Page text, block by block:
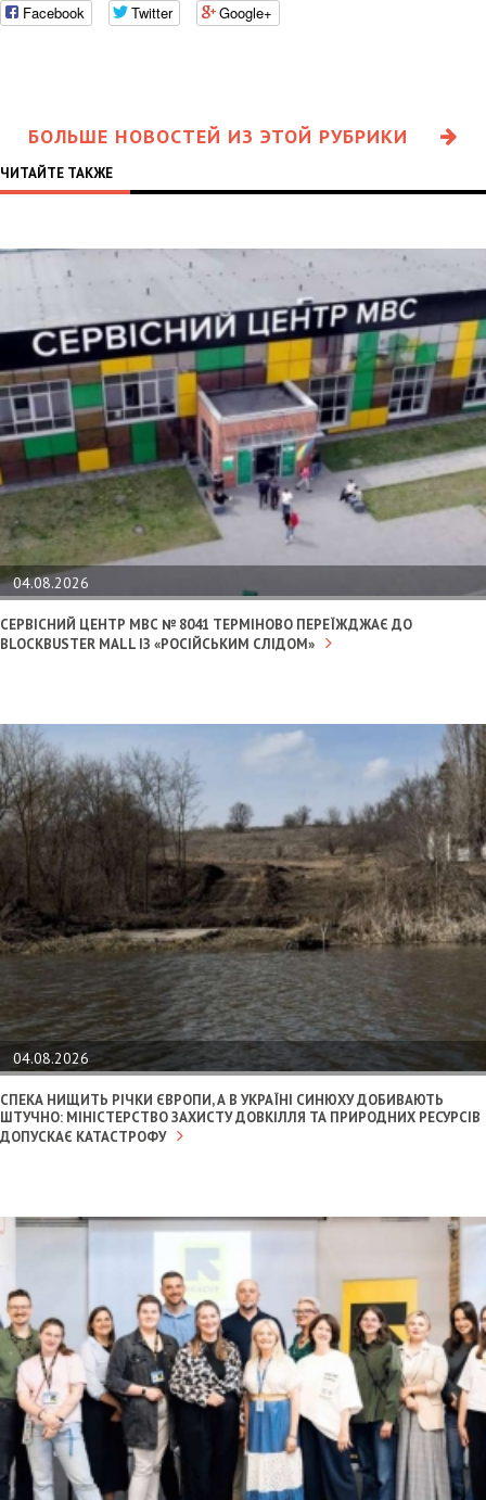
Facebook Twitter Google+
БОЛЬШЕ НОВОСТЕЙ ИЗ ЭТОЙ РУБРИКИ
ЧИТАЙТЕ ТАКЖЕ
04.08.2026
СЕРВІСНИЙ ЦЕНТР МВС № 8041 ТЕРМІНОВО ПЕРЕЇЖДЖАЄ ДО
BLOCKBUSTER MALL ІЗ «РОСІЙСЬКИМ СЛІДОМ»
04.08.2026
СПЕКА НИЩИТЬ РІЧКИ ЄВРОПИ, А В УКРАЇНІ СИНЮХУ ДОБИВАЮТЬ
ШТУЧНО: МІНІСТЕРСТВО ЗАХИСТУ ДОВКІЛЛЯ ТА ПРИРОДНИХ РЕСУРСІВ
ДОПУСКАЄ КАТАСТРОФУ